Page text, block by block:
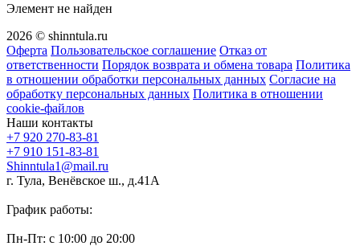
Элемент не найден
2026 © shinntula.ru
Оферта Пользовательское соглашение Отказ от
ответственности Порядок возврата и обмена товара Политика
в отношении обработки персональных данных Согласие на
обработку персональных данных Политика в отношении
cookie-файлов
Наши контакты
+7 920 270-83-81
+7 910 151-83-81
Shinntula1@mail.ru
г. Тула, Венёвское ш., д.41А
График работы:
Пн-Пт: с 10:00 до 20:00